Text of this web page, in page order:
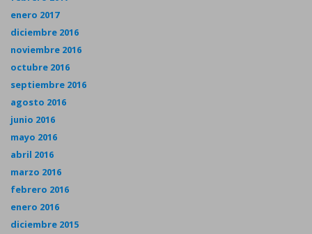
enero 2017
diciembre 2016
noviembre 2016
octubre 2016
septiembre 2016
agosto 2016
junio 2016
mayo 2016
abril 2016
marzo 2016
febrero 2016
enero 2016
diciembre 2015